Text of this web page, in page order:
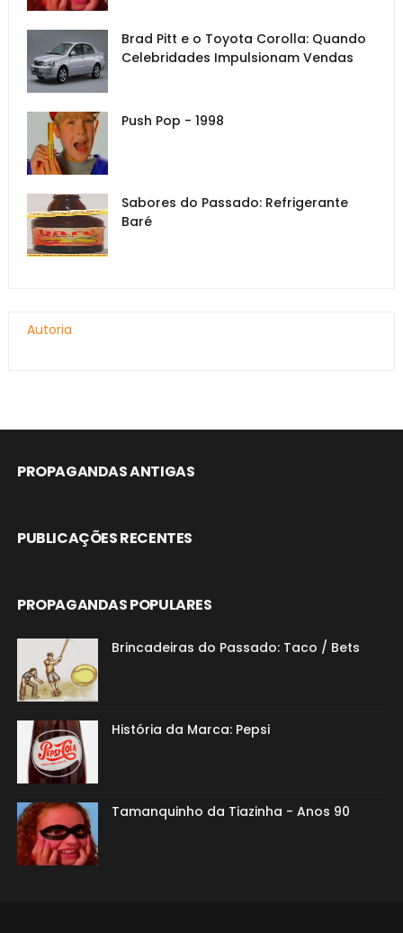
Brad Pitt e o Toyota Corolla: Quando
Celebridades Impulsionam Vendas
Push Pop - 1998
Sabores do Passado: Refrigerante
Baré
Autoria
PROPAGANDAS ANTIGAS
PUBLICAÇÕES RECENTES
PROPAGANDAS POPULARES
Brincadeiras do Passado: Taco / Bets
História da Marca: Pepsi
Tamanquinho da Tiazinha - Anos 90